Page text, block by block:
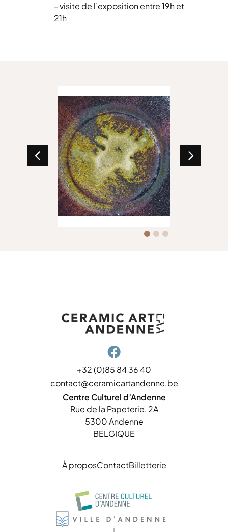
- visite de l’exposition entre 19h et
21h

+32 (0)85 84 36 40
contact@ceramicartandenne.be
Centre Culturel d’Andenne
Rue de la Papeterie, 2A
5300 Andenne
BELGIQUE
À proposContactBilletterie